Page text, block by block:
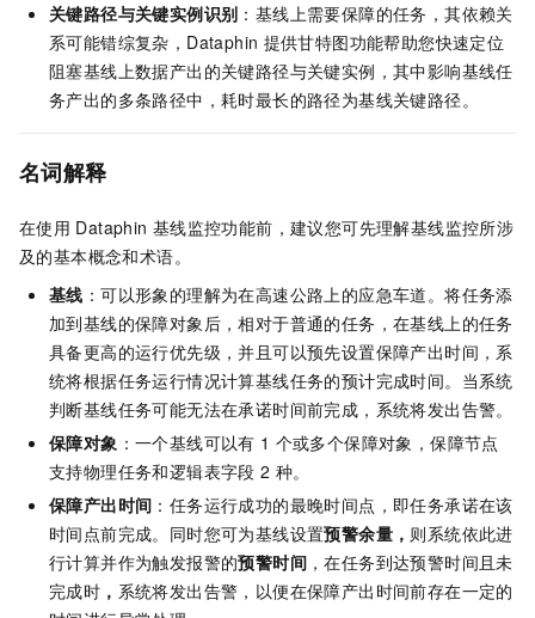
关键路径与关键实例识别 ：基线上需要保障的任务，其依赖关
系可能错综复杂，Dataphin 提供甘特图功能帮助您快速定位
阻塞基线上数据产出的关键路径与关键实例，其中影响基线任
务产出的多条路径中，耗时最长的路径为基线关键路径。
名词解释
在使用 Dataphin 基线监控功能前，建议您可先理解基线监控所涉
及的基本概念和术语。
基线 ：可以形象的理解为在高速公路上的应急车道。将任务添
加到基线的保障对象后，相对于普通的任务，在基线上的任务
具备更高的运行优先级，并且可以预先设置保障产出时间 ，系
统将根据任务运行情况计算基线任务的预计完成时间。当系统
判断基线任务可能无法在承诺时间前完成，系统将发出告警。
保障对象 ：一个基线可以有 1 个或多个保障对象，保障节点
支持物理任务和逻辑表字段 2 种。
保障产出时间 ：任务运行成功的最晚时间点，即任务承诺在该
时间点前完成。同时您可为基线设置预警余量， 则系统依此进
行计算并作为触发报警的预警时间 ，在任务到达预警时间且未
完成时 ， 系统将发出告警，以便在保障产出时间前存在一定的